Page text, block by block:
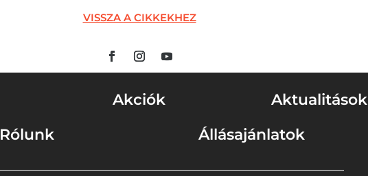
VISSZA A CIKKEKHEZ
Akciók
Aktualitások
Rólunk
Állásajánlatok